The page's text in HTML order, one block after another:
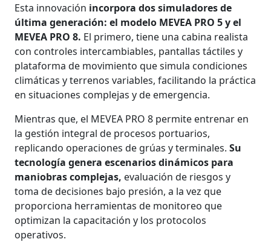
Esta innovación incorpora dos simuladores de
última generación: el modelo MEVEA PRO 5 y el
MEVEA PRO 8. El primero, tiene una cabina realista
con controles intercambiables, pantallas táctiles y
plataforma de movimiento que simula condiciones
climáticas y terrenos variables, facilitando la práctica
en situaciones complejas y de emergencia.
Mientras que, el MEVEA PRO 8 permite entrenar en
la gestión integral de procesos portuarios,
replicando operaciones de grúas y terminales.Su
tecnología genera escenarios dinámicos para
maniobras complejas, evaluación de riesgos y
toma de decisiones bajo presión, a la vez que
proporciona herramientas de monitoreo que
optimizan la capacitación y los protocolos
operativos.